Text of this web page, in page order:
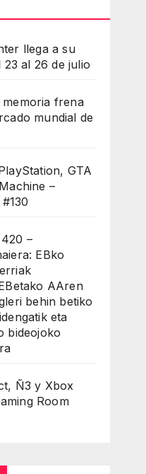
llega a su
23 al 26 de julio
memoria frena
mundial de
GTA
–
–
EBko
AAren
behin betiko
eta
bideojoko
Ñ3 y Xbox
Room